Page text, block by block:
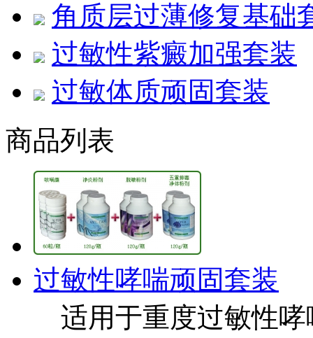
角质层过薄修复基础
过敏性紫癜加强套装
过敏体质顽固套装
商品列表
过敏性哮喘顽固套装
适用于重度过敏性哮